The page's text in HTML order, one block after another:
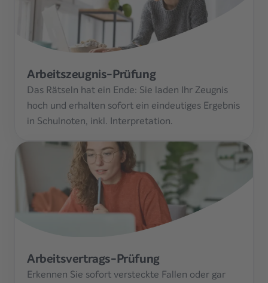
Arbeitszeugnis-Prüfung
Das Rätseln hat ein Ende: Sie laden Ihr Zeugnis
hoch und erhalten sofort ein eindeutiges Ergebnis
in Schulnoten, inkl. Interpretation.
Arbeitsvertrags-Prüfung
Erkennen Sie sofort versteckte Fallen oder gar